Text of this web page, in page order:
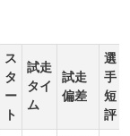
ス
タ
ー
ト
試走
タイ
ム
試走
偏差
選
手
短
評